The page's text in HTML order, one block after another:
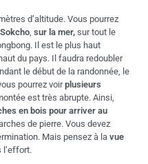
d’altitude. Vous pourrez
sur la mer, sur tout le
Il est le plus haut
du pays. Il faudra redoubler
le début de la randonnée, le
pourrez voirplusieurs
est très abrupte. Ainsi,
en bois pour arriver au
de pierre. Vous devez
Mais pensez à la vue
l’effort.